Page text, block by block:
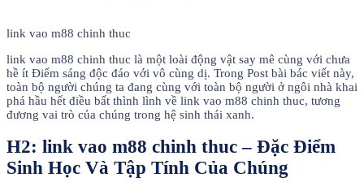
link vao m88 chinh thuc
link vao m88 chinh thuc là một loài động vật say mê cùng với chưa
hề ít Điểm sáng độc đáo với vô cùng dị. Trong Post bài bác viết này,
toàn bộ người chúng ta đang cùng với toàn bộ người ở ngôi nhà khai
phá hầu hết điều bất thình lình về link vao m88 chinh thuc, tương
đương vai trò của chúng trong hệ sinh thái xanh.
H2: link vao m88 chinh thuc – Đặc Điểm
Sinh Học Và Tập Tính Của Chúng